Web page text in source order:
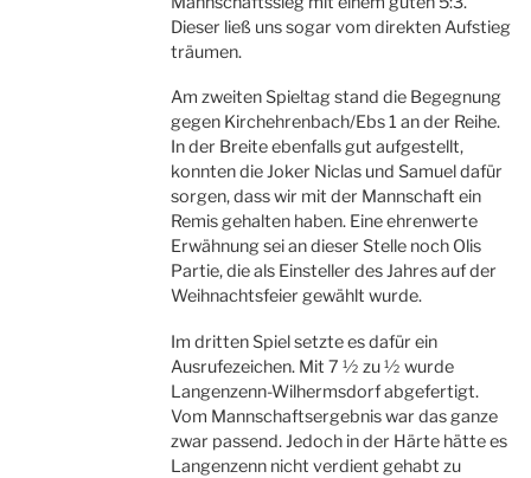
Dieser ließ uns sogar vom direkten Aufstieg
träumen.
Am zweiten Spieltag stand die Begegnung
gegen Kirchehrenbach/Ebs 1 an der Reihe.
In der Breite ebenfalls gut aufgestellt,
konnten die Joker Niclas und Samuel dafür
sorgen, dass wir mit der Mannschaft ein
Remis gehalten haben. Eine ehrenwerte
Erwähnung sei an dieser Stelle noch Olis
Partie, die als Einsteller des Jahres auf der
Weihnachtsfeier gewählt wurde.
Im dritten Spiel setzte es dafür ein
Ausrufezeichen. Mit 7 ½ zu ½ wurde
Langenzenn-Wilhermsdorf abgefertigt.
Vom Mannschaftsergebnis war das ganze
zwar passend. Jedoch in der Härte hätte es
Langenzenn nicht verdient gehabt zu